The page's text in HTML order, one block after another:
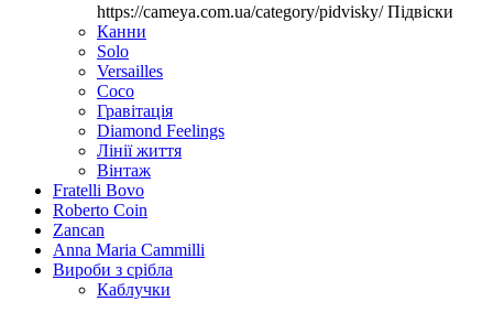
https://cameya.com.ua/category/pidvisky/Підвіски
Канни
Solo
Versailles
Coco
Гравітація
Diamond Feelings
Лінії життя
Вінтаж
Fratelli Bovo
Roberto Coin
Zancan
Anna Maria Cammilli
Вироби з срібла
Каблучки